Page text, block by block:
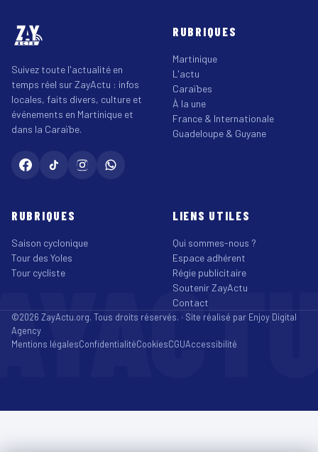
Suivez toute l'actualité en
temps réel sur ZayActu : infos
locales, faits divers, culture et
événements en Martinique et
dans la Caraïbe.
RUBRIQUES
Martinique
L'actu
Caraïbes
À la une
France & Internationale
Guadeloupe & Guyane
RUBRIQUES
Saison cyclonique
Tour des Yoles
Tour cycliste
LIENS UTILES
Qui sommes-nous ?
Espace adhérent
Régie publicitaire
Soutenir ZayActu
Contact
©2026 ZayActu.org. Tous droits réservés. · Site réalisé par Enjoy Digital
Agency
Mentions légalesConfidentialitéCookiesCGUAccessibilité